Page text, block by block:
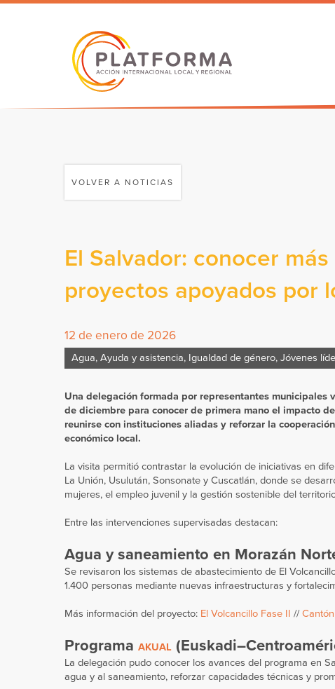
VOLVER A NOTICIAS
El Salvador: conocer
proyectos apoyados por
12 de enero de 2026
Agua, Ayuda y asistencia, Igualdad de género, Jóvenes
Una delegación formada por representantes municipales
de diciembre para conocer de primera mano el impacto
reunirse con instituciones aliadas y reforzar la
económico local.
La visita permitió contrastar la evolución de iniciativas en
La Unión, Usulután, Sonsonate y Cuscatlán, donde se
mujeres, el empleo juvenil y la gestión sostenible del
Entre las intervenciones supervisadas destacan:
Agua y saneamiento en Morazán
Se revisaron los sistemas de abastecimiento de El
1.400 personas mediante nuevas infraestructuras y
Más información del proyecto: El Volcancillo Fase II //
Programa AKUAL
La delegación pudo conocer los avances del programa en
agua y al saneamiento, reforzar capacidades técnicas y